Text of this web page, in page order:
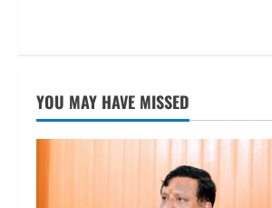
YOU MAY HAVE MISSED